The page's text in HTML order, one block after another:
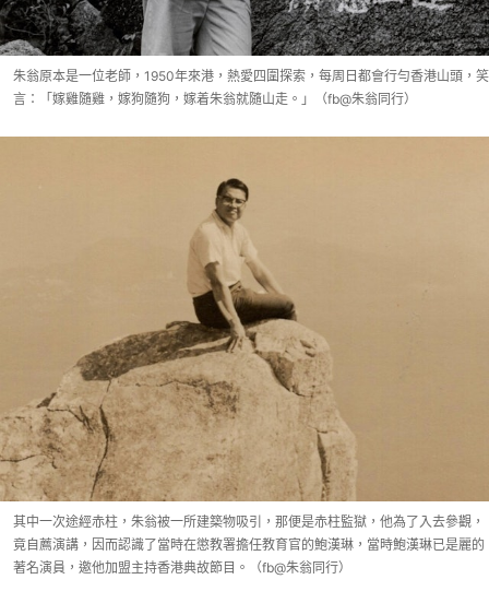
朱翁原本是一位老師，1950年來港，熱愛四圍探索，每周日都會行勻香港山頭，笑
言：「嫁雞隨雞，嫁狗隨狗，嫁着朱翁就隨山走。」（fb@朱翁同行）
其中一次途經赤柱，朱翁被一所建築物吸引，那便是赤柱監獄，他為了入去參觀，
竟自薦演講，因而認識了當時在懲教署擔任教育官的鮑漢琳，當時鮑漢琳已是麗的
著名演員，邀他加盟主持香港典故節目。（fb@朱翁同行）